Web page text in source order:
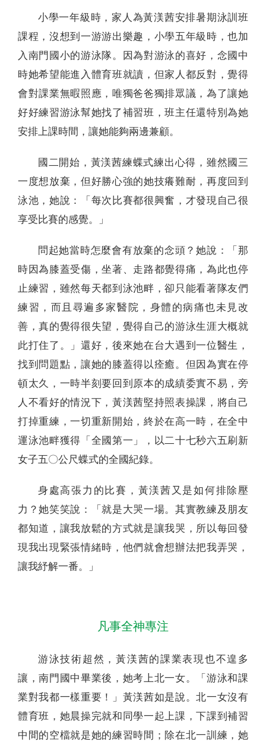
小學一年級時，家人為黃渼茜安排暑期泳訓班
課程，沒想到一游游出樂趣，小學五年級時，也加
入南門國小的游泳隊。因為對游泳的喜好，念國中
時她希望能進入體育班就讀，但家人都反對，覺得
會對課業無暇照應，唯獨爸爸獨排眾議，為了讓她
好好練習游泳幫她找了補習班，班主任還特別為她
安排上課時間，讓她能夠兩邊兼顧。
國二開始，黃渼茜練蝶式練出心得，雖然國三
一度想放棄，但好勝心強的她技癢難耐，再度回到
泳池，她說：「每次比賽都很興奮，才發現自己很
享受比賽的感覺。」
問起她當時怎麼會有放棄的念頭？她說：「那
時因為膝蓋受傷，坐著、走路都覺得痛，為此也停
止練習，雖然每天都到泳池畔，卻只能看著隊友們
練習，而且尋遍多家醫院，身體的病痛也未見改
善，真的覺得很失望，覺得自己的游泳生涯大概就
此打住了。」還好，後來她在台大遇到一位醫生，
找到問題點，讓她的膝蓋得以痊癒。但因為實在停
頓太久，一時半刻要回到原本的成績委實不易，旁
人不看好的情況下，黃渼茜堅持照表操課，將自己
打掉重練，一切重新開始，終於在高一時，在全中
運泳池畔獲得「全國第一」，以二十七秒六五刷新
女子五〇公尺蝶式的全國紀錄。
身處高張力的比賽，黃渼茜又是如何排除壓
力？她笑笑說：「就是大哭一場。其實教練及朋友
都知道，讓我放鬆的方式就是讓我哭，所以每回發
現我出現緊張情緒時，他們就會想辦法把我弄哭，
讓我紓解一番。」
凡事全神專注
游泳技術超然，黃渼茜的課業表現也不遑多
讓，南門國中畢業後，她考上北一女。「游泳和課
業對我都一樣重要！」黃渼茜如是說。北一女沒有
體育班，她晨操完就和同學一起上課，下課到補習
中間的空檔就是她的練習時間；除在北一訓練，她